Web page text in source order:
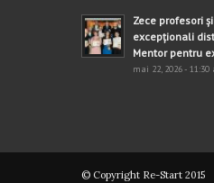
Zece profesori
excepționali
Mentor pentru
mai 22, 2026 - 11:30
© Copyright Re-Start 2015